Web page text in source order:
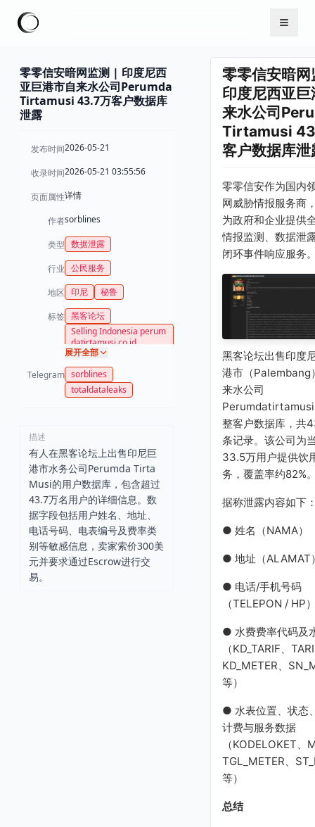
零零信安暗网监测 | 印度尼西
亚巨港市自来水公司Perumda
Tirtamusi 43.7万客户数据库
泄露
发布时间2026-05-21
收录时间2026-05-21 03:55:56
页面属性详情
作者sorblines
类型 数据泄露
行业 公民服务
地区 印尼 秘鲁
标签 黑客论坛
Selling Indonesia perum
datirtamusi.co.id
展开全部
Telegram sorblines
totaldataleaks
描述
有人在黑客论坛上出售印尼巨
港市水务公司Perumda Tirta
Musi的用户数据库，包含超过
43.7万名用户的详细信息。数
据字段包括用户姓名、地址、
电话号码、电表编号及费率类
别等敏感信息，卖家索价300美
元并要求通过Escrow进行交
易。
零零信安暗
印度尼西亚巨
来水公司
Tirtamusi
客户数据库泄
零零信安作为国内
网威胁情报服务商
为政府和企业提供
情报监测、数据泄
闭环事件响应服务
黑客论坛出售印度
港市（Palembang
来水公司
整客户数据库，共
条记录。该公司为
33.5万用户提供饮
务，覆盖率约82%
据称泄露内容如下
● 姓名（NAMA）
● 地址（ALAMAT
● 电话/手机号码
（TELEPON / HP
● 水费费率代码及
（KD_TARIF、
KD_METER、
等）
● 水表位置、状态
计费与服务数据
（KODELOKET、
TGL_METER、
等）
总结